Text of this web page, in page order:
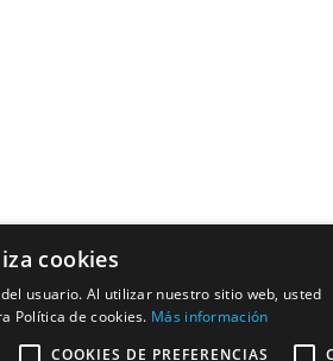
cookies
usuario. Al utilizar nuestro sitio web, usted
Política de cookies. Más información
COOKIES DE PREFERENCIAS